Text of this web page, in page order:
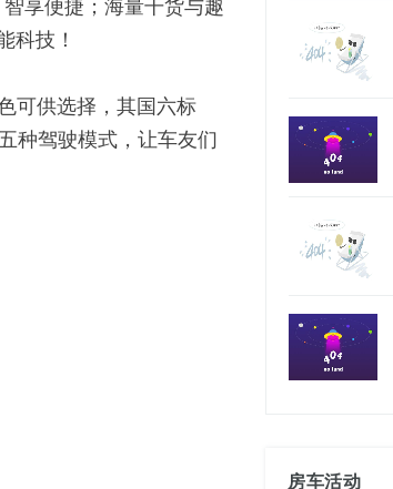
享便捷；海量干货与趣
科技！
可供选择，其国六标
种驾驶模式，让车友们
房车活动